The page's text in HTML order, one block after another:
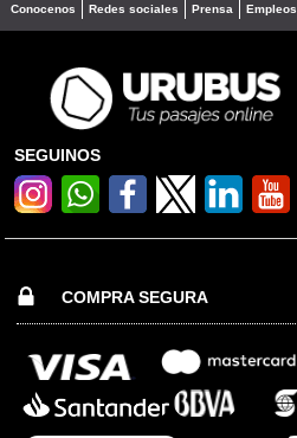
Conocenos Redes sociales Prensa Empleos
SEGUINOS
COMPRA SEGURA